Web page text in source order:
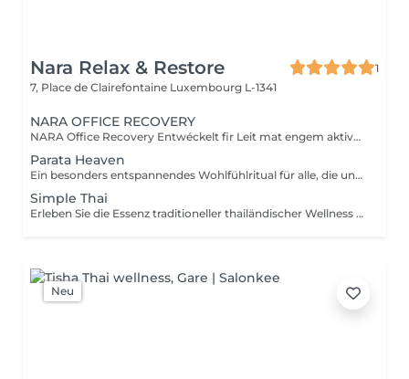
Nara Relax & Restore
1
7, Place de Clairefontaine Luxembourg L-1341
NARA OFFICE RECOVERY
NARA Office Recovery Entwéckelt fir Leit mat engem aktive Beruff, déi ënner Middegkeet duerch Bildschiermaarbecht, Verspanungen am Hals- a Schëllerberäich, midd Aen, Energiemangel oder alldeeglechem Stress leiden. Office Reset 30 Min. · 69 € Eng intensiv Express-Behandlung, déi Verspanungen am Uewerkierper léist an de Geescht berouegt ideal, wann Dir nëmme wéineg Zäit hutt. Enthält: Massage vum ieweschte Réck Hals- a Schëllermassage Akupressur-Kappmassage Geziilt Uwendung vu waarme Steng Ofkillend Jademask fir d'Aen Resultater: Méi entspaant Muskelen E méi liicht Gefill am Kapp Entspaant an erfrëscht Aen E méi rouege Geescht Ideal fir an der Mëttespaus oder no der Aarbecht. Office Reset Plus 45 Min. · 89 € Eng méi intensiv Behandlung vum Uewerkierper, ergänzt duerch eng entspaanend Foussmassage fir midd a schwéier Féiss. Enthält: Massage vum ieweschte Réck Hals- a Schëllermassage Akupressur-Kappmassage Entspanend Foussmassage Geziilt Uwendung vu waarme Steng Ofkillend Jademask fir d'Aen Resultater: Manner Verspanungen duerch laangt Sëtzen Erfrëscht Féiss a Been Nei Energie E méi entspaan de Kierper an e méi rouege Geescht Executive Recovery 75 Min. · 139 € Eist komplett Ritual vu Kapp bis Fouss, speziell entwéckelt fir ugesammelte Stress an déif kierperlech Middegkeet ze reduzéieren. Enthält: Intensiv Réckmassage Hals- a Schëllermassage Akupressur-Kappmassage Akupressur vun den Hänn Foussreflexologie Geziilt Uwendung vu waarme Steng Entspanung vun den Ae mat enger ofkillender Jademask Resultater: Déif Entspanung vun de Muskelen E méi liichten a revitaliséierte Kierper E méi rouege Geescht Nei Balance a Vitalitéit All eis Behandlunge gi mat biologeschem Kokosnossueleg a biologeschen Aromatherapie-Ueleger duerchgefouert. Si maachen d'Haut mëll, reduzéieren d'Muskelverspanungen a fërderen eng déif Entspanung.
Parata Heaven
Ein besonders entspannendes Wohlfühlritual für alle, die unter Stress, Verspannungen oder geistiger Erschöpfung leiden. Die Kombination aus einer 60-minütigen Indischen Kopf- & Schultermassage und einer 30-minütigen Office-Syndrom Rücken- & Schultermassage konzentriert sich auf Kopfhaut, Nacken, Schultern und oberen Rücken, um Spannungen zu lösen und ein Gefühl von Leichtigkeit und Wohlbefinden zu schaffen. Enthalten sind: Indische Kopf- & Schultermassage 60 Min. Office-Syndrom Rücken- & Schultermassage 30 Min.
Simple Thai
Erleben Sie die Essenz traditioneller thailändischer Wellness in einem harmonischen Wohlfühlritual. Entwickelt, um den Körper zu entspannen, muskuläre Verspannungen zu lösen, die Durchblutung zu fördern und ein lang anhaltendes Gefühl von Balance und Wohlbefinden zu schenken. Enthalten sind: Traditionelle Thai-Ölmassage 90 Min. Thai-Fußreflexzonenmassage 45 Min.
Neu